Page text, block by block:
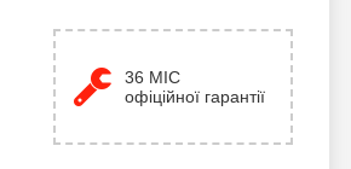
36 МІС
офіційної гарантії